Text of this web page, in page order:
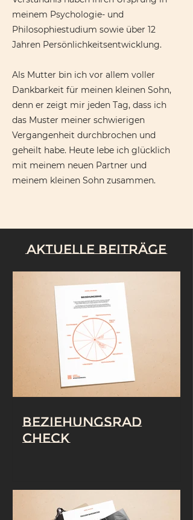
meinem Psychologie- und
Philosophiestudium sowie über 12
Jahren Persönlichkeitsentwicklung.
Als Mutter bin ich vor allem voller
Dankbarkeit für meinen kleinen Sohn,
denn er zeigt mir jeden Tag, dass ich
das Muster meiner schwierigen
Vergangenheit durchbrochen und
geheilt habe. Heute lebe ich glücklich
mit meinem neuen Partner und
meinem kleinen Sohn zusammen.
Aktuelle Beiträge
Beziehungsrad
Check